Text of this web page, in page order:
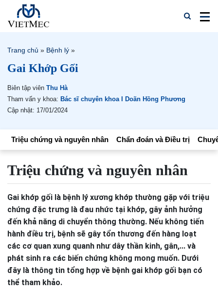
Trang chủ » Bệnh lý »
Gai Khớp Gối
Biên tập viên Thu Hà
Tham vấn y khoa: Bác sĩ chuyên khoa I Doãn Hồng Phương
Cập nhật: 17/01/2024
Triệu chứng và nguyên nhân Chẩn đoán và Điều trị
Triệu chứng và nguyên nhân
Gai khớp gối là bệnh lý xương khớp thường gặp với triệu
chứng đặc trưng là đau nhức tại khớp, gây ảnh hưởng
đến khả năng di chuyển thông thường. Nếu không tiến
hành điều trị, bệnh sẽ gây tổn thương đến hàng loạt
các cơ quan xung quanh như dây thần kinh, gân,... và
phát sinh ra các biến chứng không mong muốn. Dưới
đây là thông tin tổng hợp về bệnh gai khớp gối bạn có
thể tham khảo.